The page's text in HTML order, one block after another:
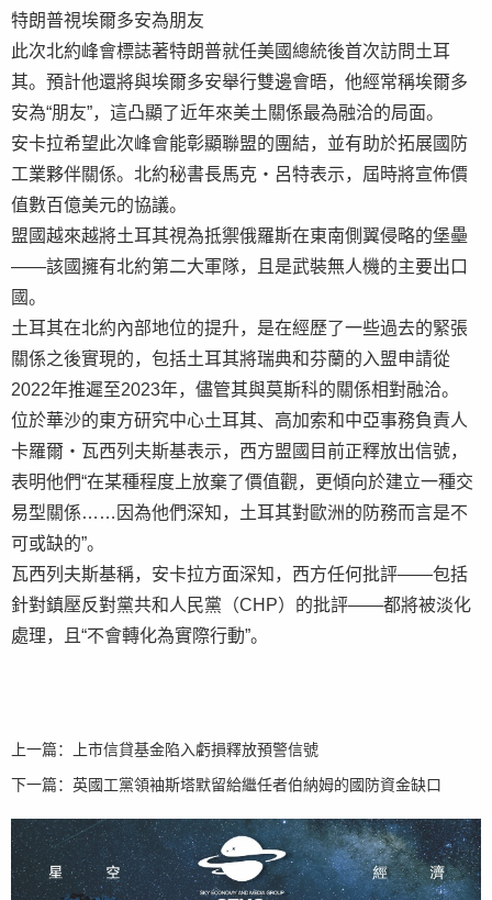
特朗普視埃爾多安為朋友
此次北約峰會標誌著特朗普就任美國總統後首次訪問土耳
其。預計他還將與埃爾多安舉行雙邊會晤，他經常稱埃爾多
安為“朋友”，這凸顯了近年來美土關係最為融洽的局面。
安卡拉希望此次峰會能彰顯聯盟的團結，並有助於拓展國防
工業夥伴關係。北約秘書長馬克・呂特表示，屆時將宣佈價
值數百億美元的協議。
盟國越來越將土耳其視為抵禦俄羅斯在東南側翼侵略的堡壘
——該國擁有北約第二大軍隊，且是武裝無人機的主要出口
國。
土耳其在北約內部地位的提升，是在經歷了一些過去的緊張
關係之後實現的，包括土耳其將瑞典和芬蘭的入盟申請從
2022年推遲至2023年，儘管其與莫斯科的關係相對融洽。
位於華沙的東方研究中心土耳其、高加索和中亞事務負責人
卡羅爾・瓦西列夫斯基表示，西方盟國目前正釋放出信號，
表明他們“在某種程度上放棄了價值觀，更傾向於建立一種交
易型關係……因為他們深知，土耳其對歐洲的防務而言是不
可或缺的”。
瓦西列夫斯基稱，安卡拉方面深知，西方任何批評——包括
針對鎮壓反對黨共和人民黨（CHP）的批評——都將被淡化
處理，且“不會轉化為實際行動”。
上一篇：
上市信貸基金陷入虧損釋放預警信號
下一篇： 英國工黨領袖斯塔默留給繼任者伯納姆的國防資金缺口